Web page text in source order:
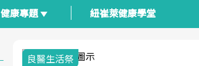
健康專題 紐崔萊健康學堂
良醫生活祭